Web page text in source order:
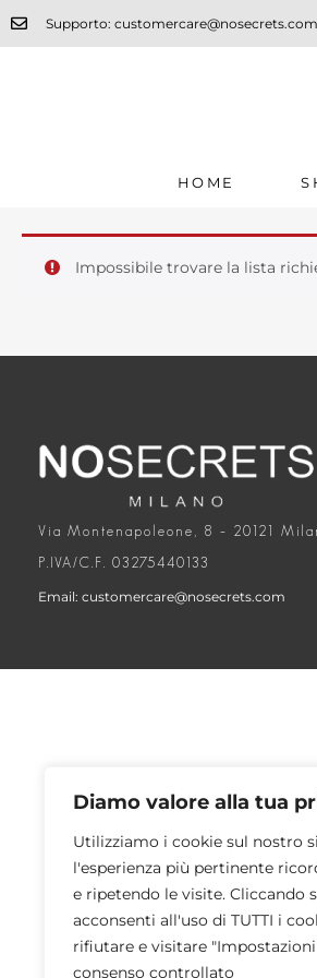
Diamo valore alla tua
Utilizziamo i cookie sul nostro
l'esperienza più pertinente
e ripetendo le visite. Cliccando
acconsenti all'uso di TUTTI i
rifiutare e visitare
consenso controllato
Supporto: customercare@nosecrets.com
HOME
Impossibile trovare la lista
Via Montenapoleone, 8 – 20121
P.IVA/C.F. 03275440133
Email: customercare@nosecrets.com